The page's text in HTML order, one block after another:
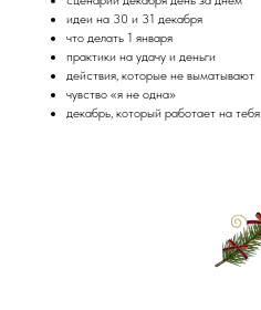
идеи на 30 и 31 декабря
что делать 1 января
практики на удачу и деньги
действия, которые не выматывают
чувство «я не одна»
декабрь, который работает на тебя